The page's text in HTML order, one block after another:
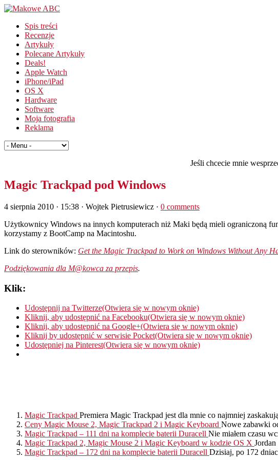
Spis treści
Recenzje
Artykuły
Polecane Artykuły
Deals!
Apple Watch
iPhone/iPad
OS X
Hardware
Software
Moja fotografia
Reklama
Jeśli chcecie mnie
Magic Trackpad pod Windows
4 sierpnia 2010 · 15:38 · Wojtek Pietrusiewicz · 0 comments
Użytkownicy Windows na innych komputerach niż Maki będą mieli ograniczoną
korzystamy z BootCamp na Macintoshu.
Link do sterowników: Get the Magic Trackpad to Work on Windows Without Any
Podziękowania dla M@kowca za przepis.
Klik:
Udostępnij na Twitterze(Otwiera się w nowym oknie)
Kliknij, aby udostępnić na Facebooku(Otwiera się w nowym oknie)
Kliknij, aby udostępnić na Google+(Otwiera się w nowym oknie)
Kliknij by udostępnić w serwisie Pocket(Otwiera się w nowym oknie)
Udostępniej na Pinterest(Otwiera się w nowym oknie)
Magic Trackpad Premiera Magic Trackpad jest dla mnie co najmniej
Ceny Magic Mouse 2, Magic Trackpad 2 i Magic Keyboard Nowe zabawki
Magic Trackpad – 111 dni na komplecie baterii Duracell Nie miałem czasu
Magic Trackpad 2, Magic Mouse 2 i Magic Keyboard w kodzie OS X
Magic Trackpad – 172 dni na komplecie baterii Duracell Dzisiaj, po 172